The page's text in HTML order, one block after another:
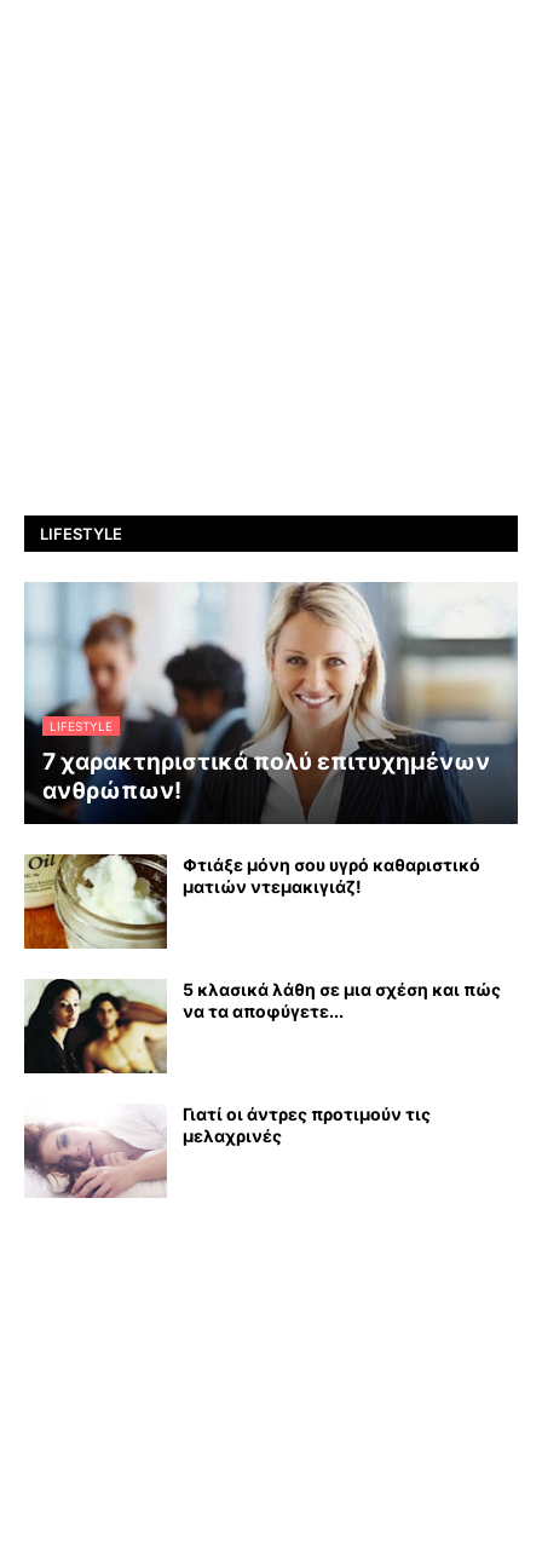
LIFESTYLE
LIFESTYLE
7 χαρακτηριστικά πολύ επιτυχημένων
ανθρώπων!
Φτιάξε μόνη σου υγρό καθαριστικό
ματιών ντεμακιγιάζ!
5 κλασικά λάθη σε μια σχέση και πώς
να τα αποφύγετε...
Γιατί οι άντρες προτιμούν τις
μελαχρινές